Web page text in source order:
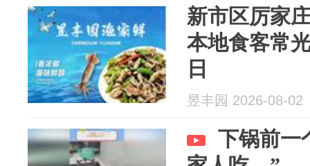
新市区厉家
本地食客常
日
昱丰园 2026-08-02
下锅前一